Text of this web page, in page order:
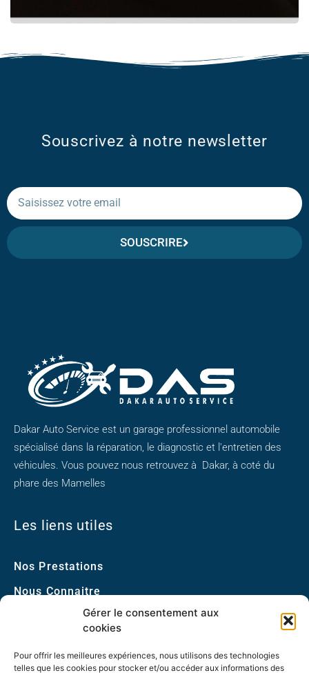
Gérer le consentement aux
cookies
Pour offrir les meilleures expériences, nous utilisons des technologies
telles que les cookies pour stocker et/ou accéder aux informations des
Souscrivez à notre newsletter
SOUSCRIRE
Dakar Auto Service est un garage professionnel automobile
spécialisé dans la réparation, le diagnostic et l'entretien des
véhicules. Vous pouvez nous retrouvez à Dakar, à coté du
phare des Mamelles
Les liens utiles
Nos Prestations
Nous Connaitre
Nous Contacter